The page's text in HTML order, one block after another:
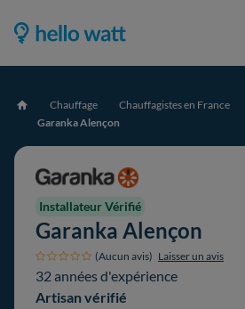
Accueil Chauffage Chauffagistes en France
Garanka Alençon
Installateur Vérifié
Garanka Alençon
(Aucun avis) Laisser un avis
32 années d'expérience
Artisan vérifié